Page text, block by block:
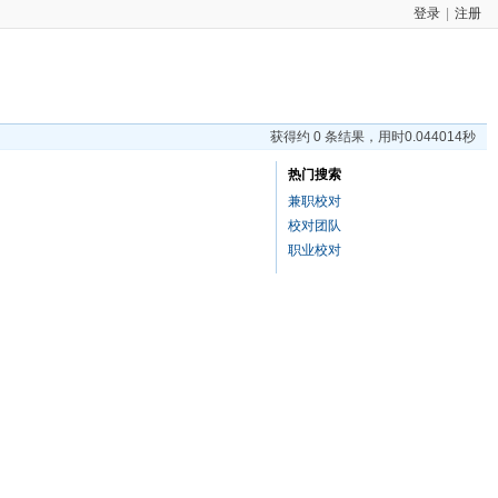
登录 注册
获得约 0 条结果，用时0.044014秒
热门搜索
兼职校对
校对团队
职业校对